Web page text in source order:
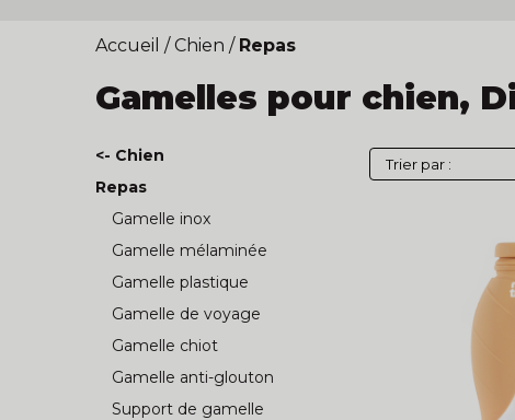
Accueil / Chien / Repas
Gamelles pour chien,
<- Chien
Repas
Gamelle inox
Gamelle mélaminée
Gamelle plastique
Gamelle de voyage
Gamelle chiot
Gamelle anti-glouton
Support de gamelle